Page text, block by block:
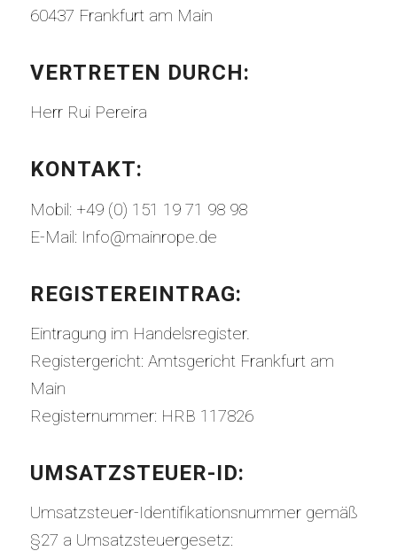
60437 Frankfurt am Main
VERTRETEN DURCH:
Herr Rui Pereira
KONTAKT:
Mobil: +49 (0) 151 19 71 98 98
E-Mail: Info@mainrope.de
REGISTEREINTRAG:
Eintragung im Handelsregister.
Registergericht: Amtsgericht Frankfurt am
Main
Registernummer: HRB 117826
UMSATZSTEUER-ID:
Umsatzsteuer-Identifikationsnummer gemäß
§27 a Umsatzsteuergesetz: